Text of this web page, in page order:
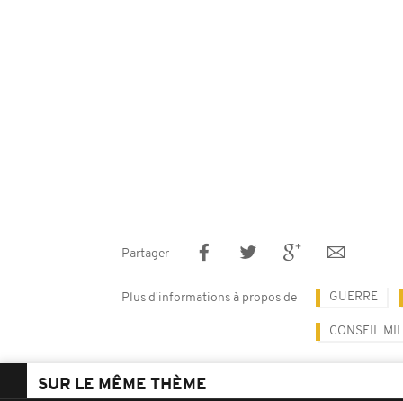
Partager
Plus d'informations à propos de GUERRE
CONSEIL
SUR LE MÊME THÈME